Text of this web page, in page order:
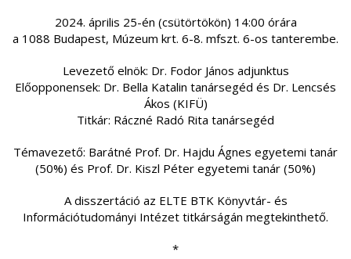
2024. április 25-én (csütörtökön) 14:00 órára
a 1088 Budapest, Múzeum krt. 6-8. mfszt. 6-os tanterembe.
Levezető elnök: Dr. Fodor János adjunktus
Előopponensek: Dr. Bella Katalin tanársegéd és Dr. Lencsés
Ákos (KIFÜ)
Titkár: Ráczné Radó Rita tanársegéd
Témavezető: Barátné Prof. Dr. Hajdu Ágnes egyetemi tanár
(50%) és Prof. Dr. Kiszl Péter egyetemi tanár (50%)
A disszertáció az ELTE BTK Könyvtár- és
Információtudományi Intézet titkárságán megtekinthető.
*